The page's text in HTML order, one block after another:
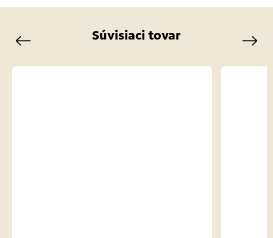
Súvisiaci tovar
Previous Next